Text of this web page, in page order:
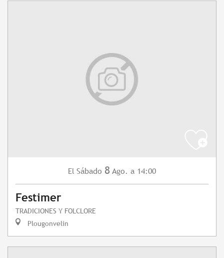
El Sábado 8 Ago. a 14:00
Festimer
TRADICIONES Y FOLCLORE
Plougonvelin